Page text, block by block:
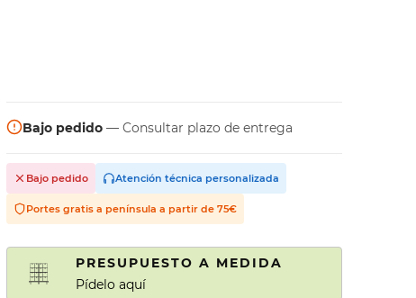
Bajo pedido — Consultar plazo de entrega
Bajo pedido Atención técnica personalizada
Portes gratis a península a partir de 75€
PRESUPUESTO A MEDIDA
Pídelo aquí